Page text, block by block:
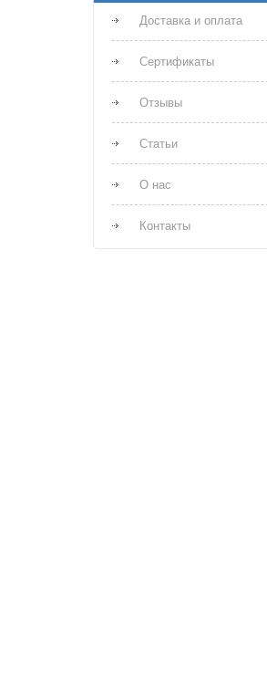
Доставка и оплата
Сертификаты
Отзывы
Статьи
О нас
Контакты